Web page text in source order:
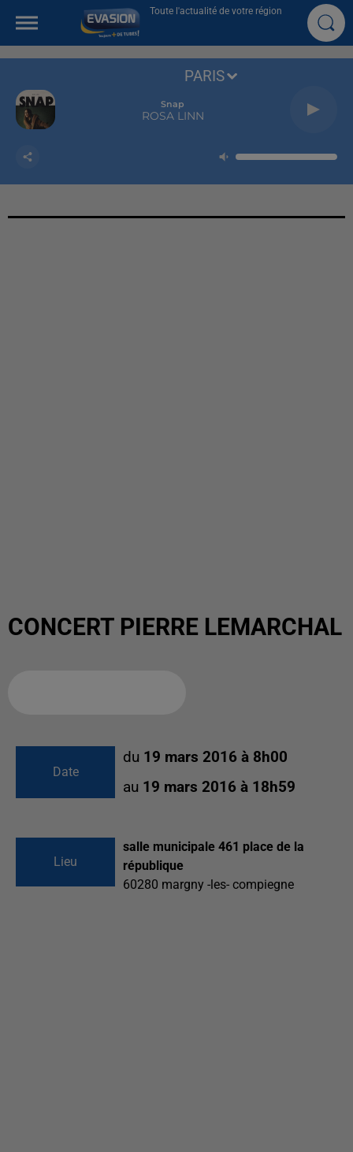
Toute l'actualité de votre région
Snap
ROSA LINN
PARIS
CONCERT PIERRE LEMARCHAL
Date
du 19 mars 2016 à 8h00
au 19 mars 2016 à 18h59
Lieu
salle municipale 461 place de la
république
60280 margny -les- compiegne